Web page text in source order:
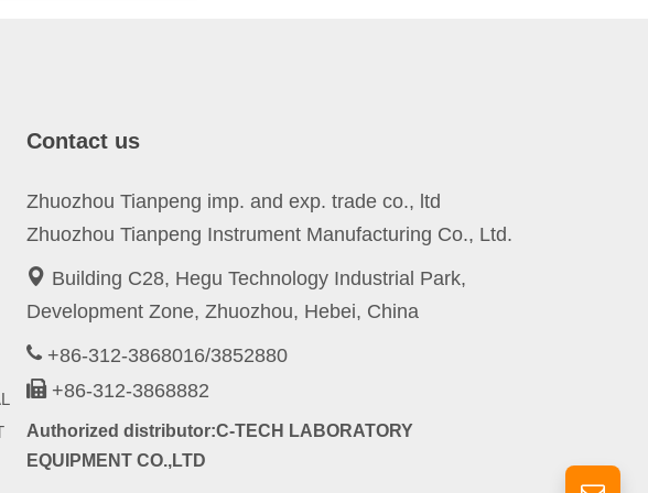
Contact us
Zhuozhou Tianpeng imp. and exp. trade co., ltd
Zhuozhou Tianpeng Instrument Manufacturing Co., Ltd.
Building C28, Hegu Technology Industrial Park,
Development Zone, Zhuozhou, Hebei, China
+86-312-3868016/3852880
+86-312-3868882
Authorized distributor:C-TECH LABORATORY
EQUIPMENT CO.,LTD